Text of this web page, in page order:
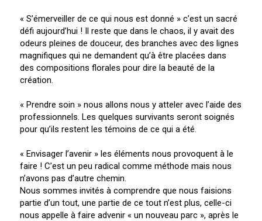
« S’émerveiller de ce qui nous est donné » c’est un sacré
défi aujourd’hui ! Il reste que dans le chaos, il y avait des
odeurs pleines de douceur, des branches avec des lignes
magnifiques qui ne demandent qu’à être placées dans
des compositions florales pour dire la beauté de la
création.
« Prendre soin » nous allons nous y atteler avec l’aide des
professionnels. Les quelques survivants seront soignés
pour qu’ils restent les témoins de ce qui a été.
« Envisager l’avenir » les éléments nous provoquent à le
faire ! C’est un peu radical comme méthode mais nous
n’avons pas d’autre chemin.
Nous sommes invités à comprendre que nous faisions
partie d’un tout, une partie de ce tout n’est plus, celle-ci
nous appelle à faire advenir « un nouveau parc », après le